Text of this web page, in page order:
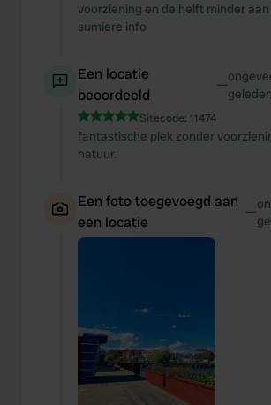
voorziening en de helft minder
sumiere info
Een locatie
beoordeeld
—geleden
Sitecode: 11474
fantastische plek zonder
natuur.
Een foto toegevoegd aan
een locatie
—